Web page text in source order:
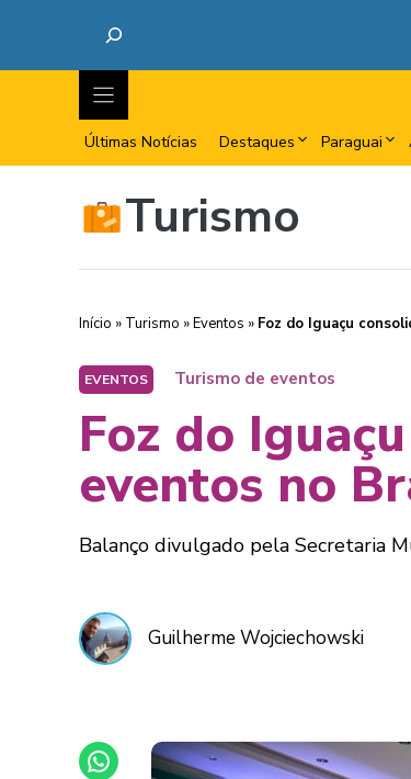
Últimas Notícias Destaques Paraguai
Turismo
Início » Turismo »Eventos » Foz do Iguaçu
EVENTOS Turismo de eventos
Foz do
eventos no
Balanço divulgado pela Secretaria
Guilherme Wojciechowski
Share on WhatsApp